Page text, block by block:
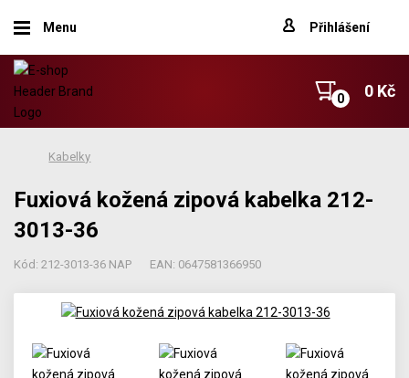
Menu Přihlášení
0 Kč
Kabelky
Fuxiová kožená zipová kabelka 212-
3013-36
Kód: 212-3013-36 NAP EAN: 0647581366950